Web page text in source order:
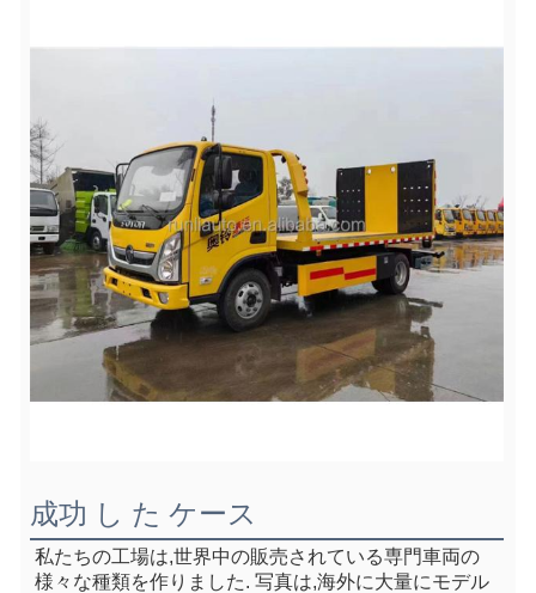
成功 し た ケース
私たちの工場は,世界中の販売されている専門車両の
様々な種類を作りました. 写真は,海外に大量にモデル